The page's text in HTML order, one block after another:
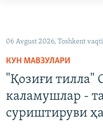
Асосий
навигацияга
ўтинг
Қидиришга
ўтинг
OZODVIDEO
OZODARXIV
На русском
ИЖТИМОИЙ ТАРМОҚЛАР
06 Avgust 2026, Toshkent
КУН МАВЗУЛАРИ
"Қозиғи тилла"
каламушлар -
суриштируви